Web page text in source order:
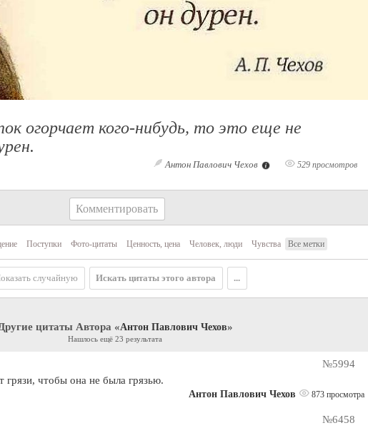
огорчает кого-нибудь, то это еще не
Антон Павлович Чехов 529 просмотров
Комментировать
Поступки Фото-цитаты Ценность, цена Человек, люди Чувства Все метки
случайную Искать цитаты этого автора ...
Другие цитаты Автора «Антон Павлович Чехов»
Нашлось ещё 23 результата
№5994
грязи, чтобы она не была грязью.
Антон Павлович Чехов 873 просмотра
№6458